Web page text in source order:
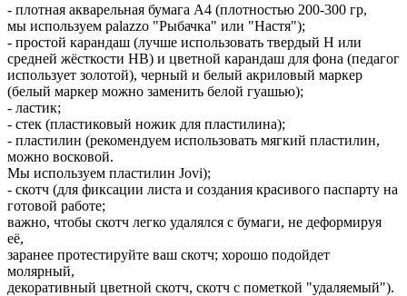
- плотная акварельная бумага А4 (плотностью 200-300 гр,
мы используем palazzo "Рыбачка" или "Настя");
- простой карандаш (лучше использовать твердый H или
средней жёсткости HB) и цветной карандаш для фона (педагог
использует золотой), черный и белый акриловый маркер
(белый маркер можно заменить белой гуашью);
- ластик;
- стек (пластиковый ножик для пластилина);
- пластилин (рекомендуем использовать мягкий пластилин,
можно восковой.
Мы используем пластилин Jovi);
- скотч (для фиксации листа и создания красивого паспарту на
готовой работе;
важно, чтобы скотч легко удалялся с бумаги, не деформируя
её,
заранее протестируйте ваш скотч; хорошо подойдет
молярный,
декоративный цветной скотч, скотч с пометкой "удаляемый").